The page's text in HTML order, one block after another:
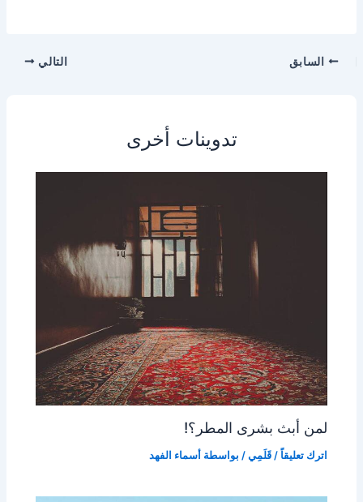
السابق التالي
تدوينات أخرى
لمن أبث بشرى المطر؟!
اترك تعليقاً /قَلَمِي / بواسطة أسماء الفهد